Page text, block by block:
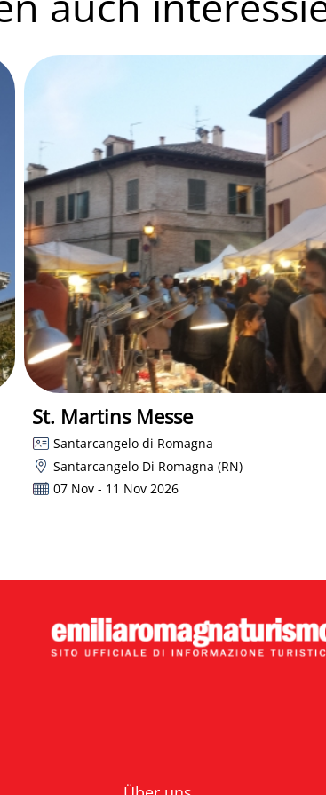
St. Martins Messe
Santarcangelo di Romagna
Santarcangelo Di Romagna (RN)
07 Nov - 11 Nov 2026